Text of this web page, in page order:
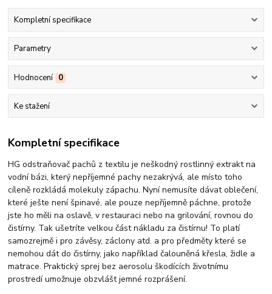
Kompletní specifikace
Parametry
Hodnocení 0
Ke stažení
Kompletní specifikace
HG odstraňovač pachů z textilu je neškodný rostlinný extrakt na
vodní bázi, který nepříjemné pachy nezakrývá, ale místo toho
cíleně rozkládá molekuly zápachu. Nyní nemusíte dávat oblečení,
které ješte není špinavé, ale pouze nepříjemně páchne, protože
jste ho měli na oslavě, v restauraci nebo na grilování, rovnou do
čistírny. Tak ušetríte velkou část nákladu za čistírnu! To platí
samozrejmě i pro závěsy, záclony atd. a pro předměty které se
nemohou dát do čistírny, jako například čalouněná křesla, židle a
matrace. Praktický sprej bez aerosolu škodících životnímu
prostredí umožnuje obzvlášt jemné rozprášení.